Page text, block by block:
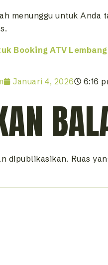
menunggu untuk Anda
Booking ATV
Januari 4, 2026 6:16
dipublikasikan. Ruas